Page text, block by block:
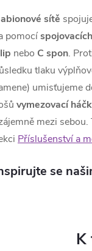
sítě
pomocí
nebo C spon.
tlaku
umisťujeme
vymezovací
mezi
Příslušenství a
se
K